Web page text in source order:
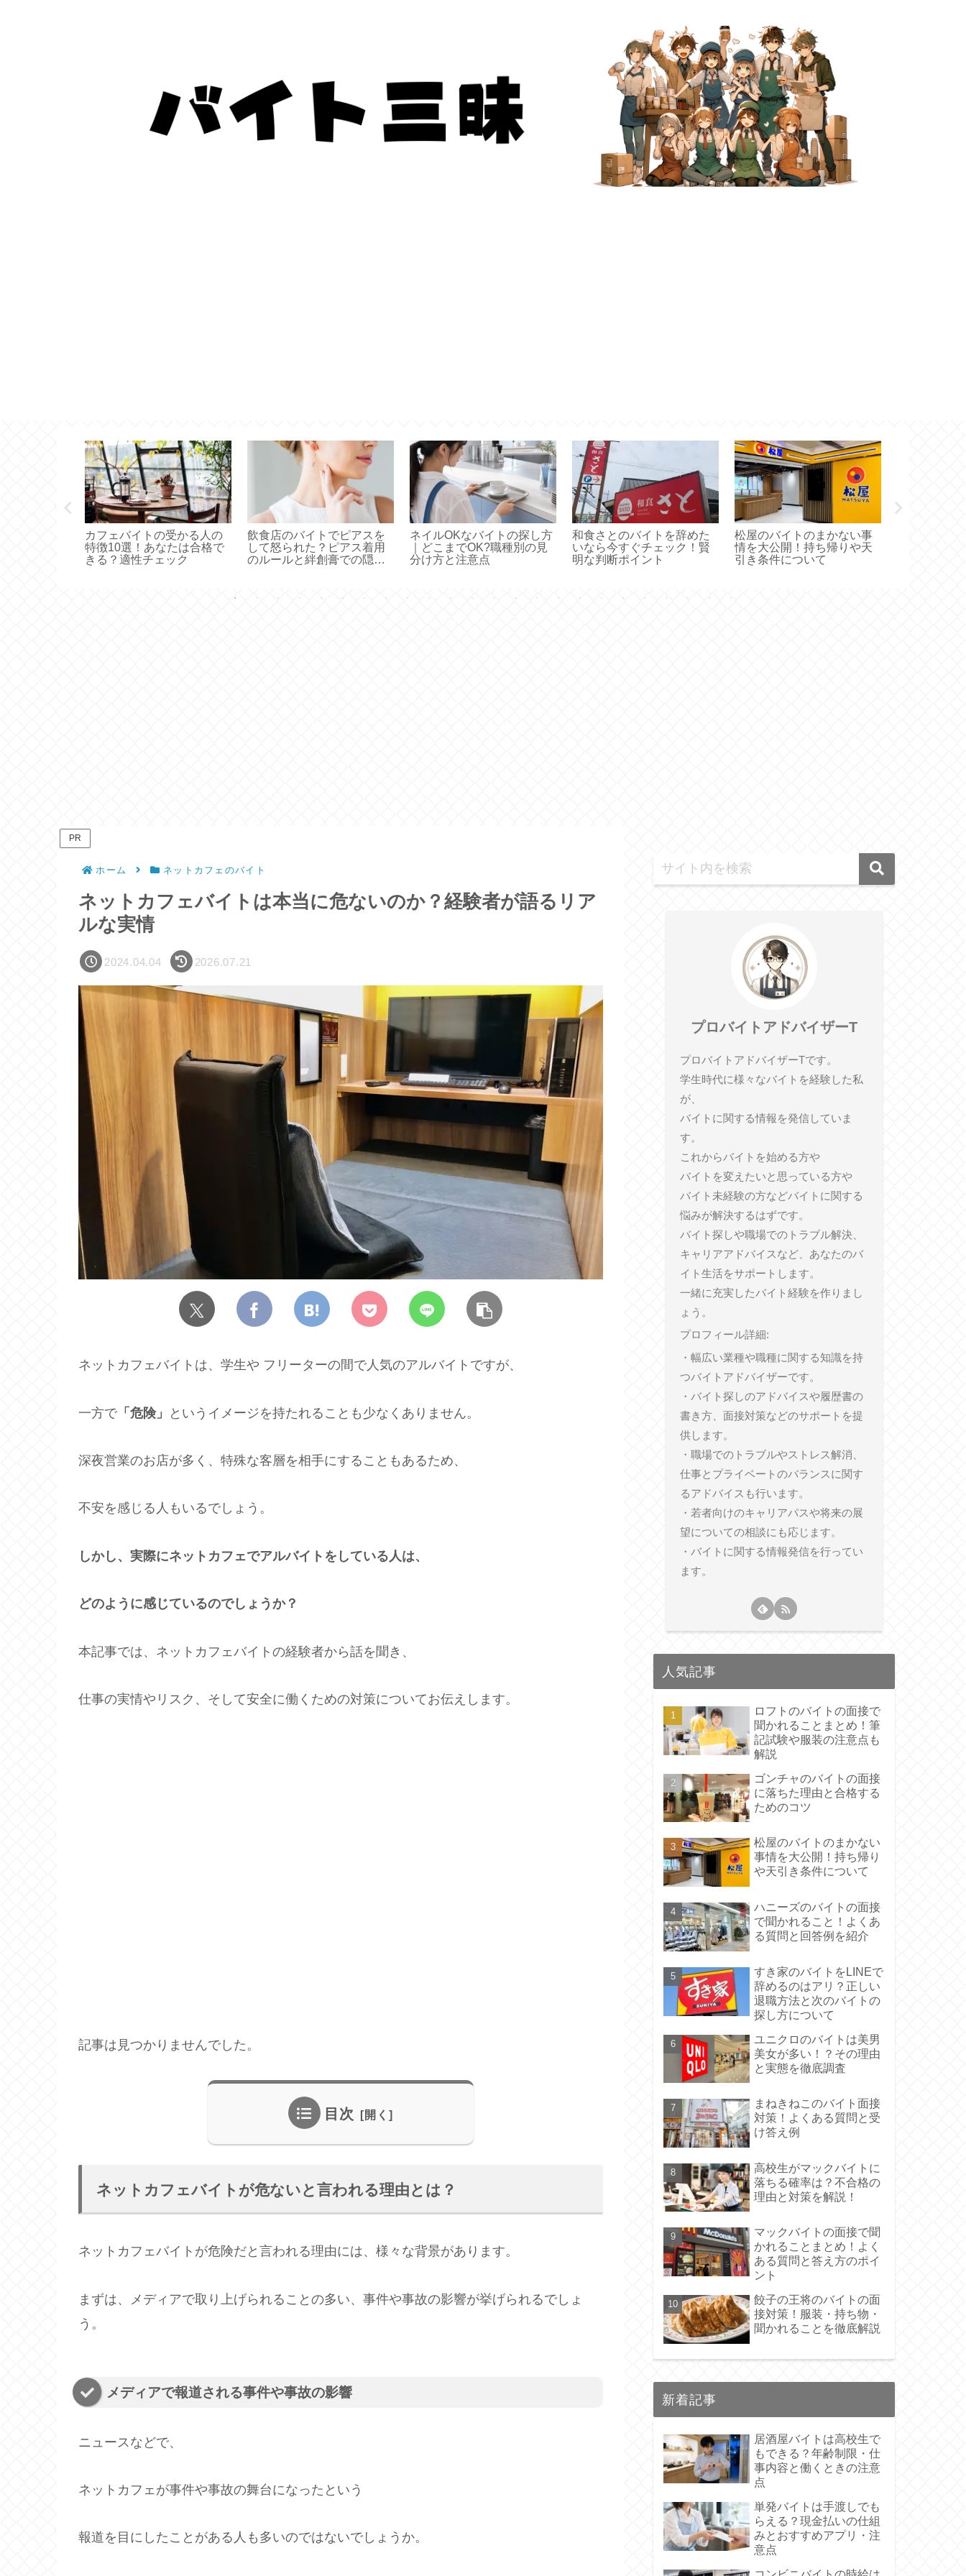
カフェバイトの受かる人の
特徴10選！あなたは合格で
きる？適性チェック
飲食店のバイトでピアスを
して怒られた？ピアス着用
のルールと絆創膏での隠し
ネイルOKなバイトの探し方
｜どこまでOK?職種別の見
分け方と注意点
和食さとのバイトを辞めた
いなら今すぐチェック！賢
明な判断ポイント
松屋のバイトのまかない事
情を大公開！持ち帰りや天
引き条件について
PR
ホーム ネットカフェのバイト
ネットカフェバイトは本当に危ないのか？経験者が語るリア
ルな実情
2024.04.04 2026.07.21
ネットカフェバイトは、学生や フリーターの間で人気のアルバイトですが、
一方で 「危険」 というイメージを持たれることも少なくありません。
深夜営業のお店が多く、特殊な客層を相手にすることもあるため、
不安を感じる人もいるでしょう。
しかし、実際にネットカフェでアルバイトをしている人は、
どのように感じているのでしょうか？
本記事では、ネットカフェバイトの経験者から話を聞き、
仕事の実情やリスク、そして安全に働くための対策についてお伝えします。
記事は見つかりませんでした。
目次
ネットカフェバイトが危ないと言われる理由とは？
ネットカフェバイトが危険だと言われる理由には、様々な背景があります。
まずは、メディアで取り上げられることの多い、事件や事故の影響が挙げられるでしょ
う。
メディアで報道される事件や事故の影響
ニュースなどで、
ネットカフェが事件や事故の舞台になったという
報道を目にしたことがある人も多いのではないでしょうか。
プロバイトアドバイザーT
プロバイトアドバイザーTです。
学生時代に様々なバイトを経験した私
が、
バイトに関する情報を発信していま
す。
これからバイトを始める方や
バイトを変えたいと思っている方や
バイト未経験の方などバイトに関する
悩みが解決するはずです。
バイト探しや職場でのトラブル解決、
キャリアアドバイスなど、あなたのバ
イト生活をサポートします。
一緒に充実したバイト経験を作りまし
ょう。
プロフィール詳細:
・幅広い業種や職種に関する知識を持
つバイトアドバイザーです。
・バイト探しのアドバイスや履歴書の
書き方、面接対策などのサポートを提
供します。
・職場でのトラブルやストレス解消、
仕事とプライベートのバランスに関す
るアドバイスも行います。
・若者向けのキャリアパスや将来の展
望についての相談にも応じます。
・バイトに関する情報発信を行ってい
ます。
人気記事
ロフトのバイトの面接で
聞かれることまとめ！筆
記試験や服装の注意点も
解説
ゴンチャのバイトの面接
に落ちた理由と合格する
ためのコツ
松屋のバイトのまかない
事情を大公開！持ち帰り
や天引き条件について
ハニーズのバイトの面接
で聞かれること！よくあ
る質問と回答例を紹介
すき家のバイトをLINEで
辞めるのはアリ？正しい
退職方法と次のバイトの
探し方について
ユニクロのバイトは美男
美女が多い！？その理由
と実態を徹底調査
まねきねこのバイト面接
対策！よくある質問と受
け答え例
高校生がマックバイトに
落ちる確率は？不合格の
理由と対策を解説！
マックバイトの面接で聞
かれることまとめ！よく
ある質問と答え方のポイ
ント
餃子の王将のバイトの面
接対策！服装・持ち物・
聞かれることを徹底解説
新着記事
居酒屋バイトは高校生で
もできる？年齢制限・仕
事内容と働くときの注意
点
単発バイトは手渡しでも
らえる？現金払いの仕組
みとおすすめアプリ・注
意点